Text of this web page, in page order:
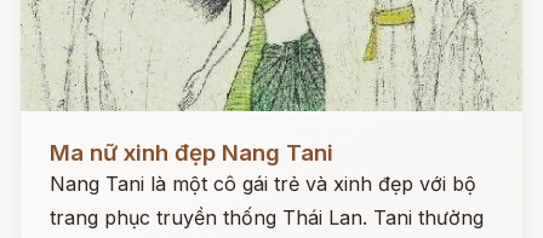
Ma nữ xinh đẹp Nang Tani
Nang Tani là một cô gái trẻ và xinh đẹp với bộ
trang phục truyền thống Thái Lan. Tani thường